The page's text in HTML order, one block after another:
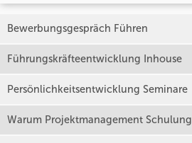
Bewerbungsgespräch Führen
Führungskräfteentwicklung Inhouse
Persönlichkeitsentwicklung Seminare
Warum Projektmanagement Schulung